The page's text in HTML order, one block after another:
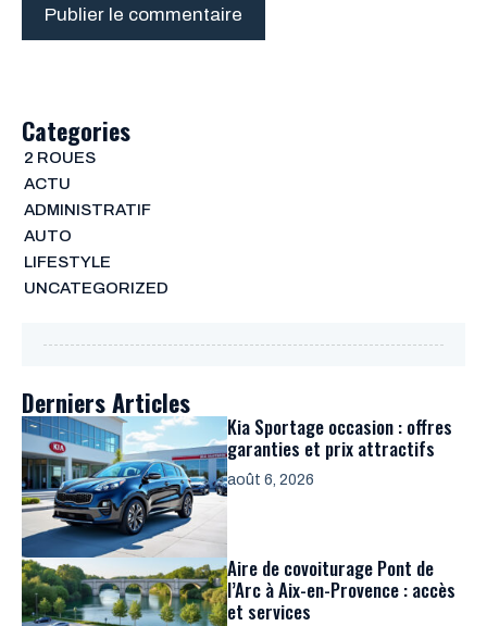
Categories
2 ROUES
ACTU
ADMINISTRATIF
AUTO
LIFESTYLE
UNCATEGORIZED
Derniers Articles
Kia Sportage occasion : offres
garanties et prix attractifs
août 6, 2026
Aire de covoiturage Pont de
l’Arc à Aix-en-Provence : accès
et services